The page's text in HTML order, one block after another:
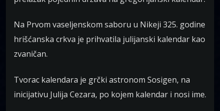
Na Prvom vaseljenskom saboru u Nikeji 325. godine
hrišćanska crkva je prihvatila julijanski kalendar kao
zvaničan.
Tvorac kalendara je grčki astronom Sosigen, na
inicijativu Julija Cezara, po kojem kalendar i nosi ime.